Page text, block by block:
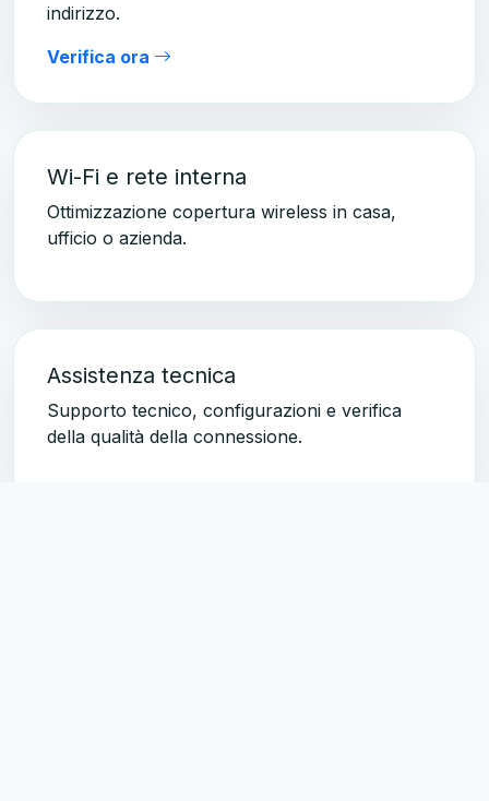
indirizzo.
Verifica ora
Wi-Fi e rete interna
Ottimizzazione copertura wireless in casa,
ufficio o azienda.
Assistenza tecnica
Supporto tecnico, configurazioni e verifica
della qualità della connessione.